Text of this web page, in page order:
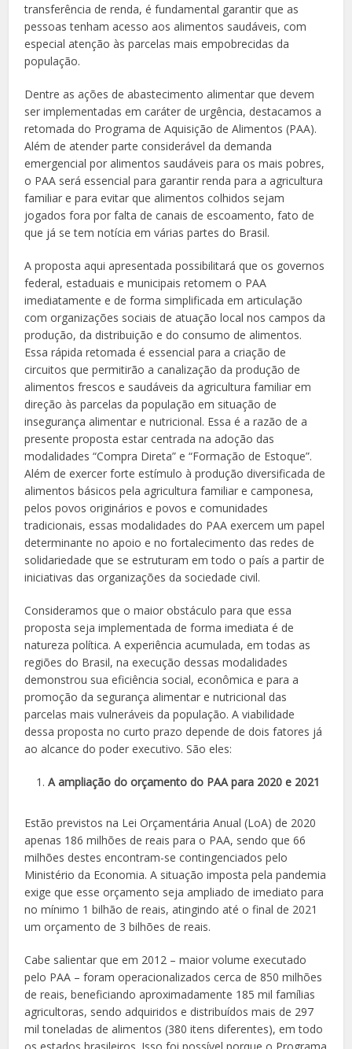
transferência de renda, é fundamental garantir que as
pessoas tenham acesso aos alimentos saudáveis, com
especial atenção às parcelas mais empobrecidas da
população.
Dentre as ações de abastecimento alimentar que devem
ser implementadas em caráter de urgência, destacamos a
retomada do Programa de Aquisição de Alimentos (PAA).
Além de atender parte considerável da demanda
emergencial por alimentos saudáveis para os mais pobres,
o PAA será essencial para garantir renda para a agricultura
familiar e para evitar que alimentos colhidos sejam
jogados fora por falta de canais de escoamento, fato de
que já se tem notícia em várias partes do Brasil.
A proposta aqui apresentada possibilitará que os governos
federal, estaduais e municipais retomem o PAA
imediatamente e de forma simplificada em articulação
com organizações sociais de atuação local nos campos da
produção, da distribuição e do consumo de alimentos.
Essa rápida retomada é essencial para a criação de
circuitos que permitirão a canalização da produção de
alimentos frescos e saudáveis da agricultura familiar em
direção às parcelas da população em situação de
insegurança alimentar e nutricional. Essa é a razão de a
presente proposta estar centrada na adoção das
modalidades “Compra Direta” e “Formação de Estoque”.
Além de exercer forte estímulo à produção diversificada de
alimentos básicos pela agricultura familiar e camponesa,
pelos povos originários e povos e comunidades
tradicionais, essas modalidades do PAA exercem um papel
determinante no apoio e no fortalecimento das redes de
solidariedade que se estruturam em todo o país a partir de
iniciativas das organizações da sociedade civil.
Consideramos que o maior obstáculo para que essa
proposta seja implementada de forma imediata é de
natureza política. A experiência acumulada, em todas as
regiões do Brasil, na execução dessas modalidades
demonstrou sua eficiência social, econômica e para a
promoção da segurança alimentar e nutricional das
parcelas mais vulneráveis da população. A viabilidade
dessa proposta no curto prazo depende de dois fatores já
ao alcance do poder executivo. São eles:
A ampliação do orçamento do PAA para 2020 e 2021
Estão previstos na Lei Orçamentária Anual (LoA) de 2020
apenas 186 milhões de reais para o PAA, sendo que 66
milhões destes encontram-se contingenciados pelo
Ministério da Economia. A situação imposta pela pandemia
exige que esse orçamento seja ampliado de imediato para
no mínimo 1 bilhão de reais, atingindo até o final de 2021
um orçamento de 3 bilhões de reais.
Cabe salientar que em 2012 – maior volume executado
pelo PAA – foram operacionalizados cerca de 850 milhões
de reais, beneficiando aproximadamente 185 mil famílias
agricultoras, sendo adquiridos e distribuídos mais de 297
mil toneladas de alimentos (380 itens diferentes), em todo
os estados brasileiros. Isso foi possível porque o Programa